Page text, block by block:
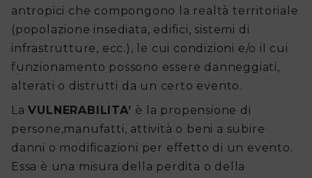
antropici che compongono la realtà territoriale
(popolazione insediata, edifici, sistemi di
infrastrutture, ecc.), le cui condizioni e/o il cui
funzionamento possono essere danneggiati,
alterati o distrutti da un certo evento.
LaVULNERABILITA’ è la propensione di
persone,manufatti, attività o beni a subire
danni o modificazioni per effetto di un evento.
Essa è una misura della perdita o della